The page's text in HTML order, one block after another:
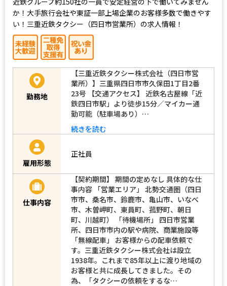
か！大手旅行会社や東証一部上場企業のお客様多数で働きやす
い！三重近鉄タクシー（四日市営業所）の求人情報！
勤務地
【三重近鉄タクシー株式会社（四日市営
業所）】三重県四日市市久保田1丁目2番
23号 【交通アクセス】 近鉄名古屋線「近
鉄四日市駅」より徒歩15分／マイカー通
勤可能（駐車場あり）…
続きを読む
雇用形態
正社員
仕事内容
【契約期間】 期間の定めなし 具体的な仕
事内容 「営業エリア」 北勢交通圏（四日
市市、桑名市、鈴鹿市、亀山市、いなべ
市、木曽岬町、東員町、菰野町、朝日
町、川越町） 「待機場所」 四日市営業
所、四日市市内の駅や病院、商業施設等
「無線配車」 お客様からの配車依頼で
す。三重近鉄タクシー株式会社は設立
1938年。これまで85年以上に渡り地域の
お客様と共に成長してきました。その
為、「タクシーの依頼をするな…